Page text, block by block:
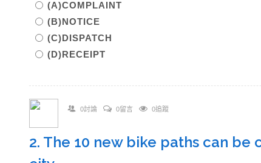
(A)COMPLAINT
(B)NOTICE
(C)DISPATCH
(D)RECEIPT
0討論 0留言 0追蹤
2. The 10 new bike paths can